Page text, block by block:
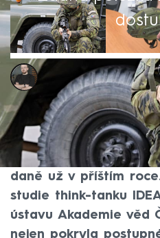
Marek Pausz
19. čvn 2025, 13:45
Kde vzít peníze na
prostředků na
hlediska je
daně už v příštím
studie think-tanku
ústavu Akademie věd
nejen pokryla